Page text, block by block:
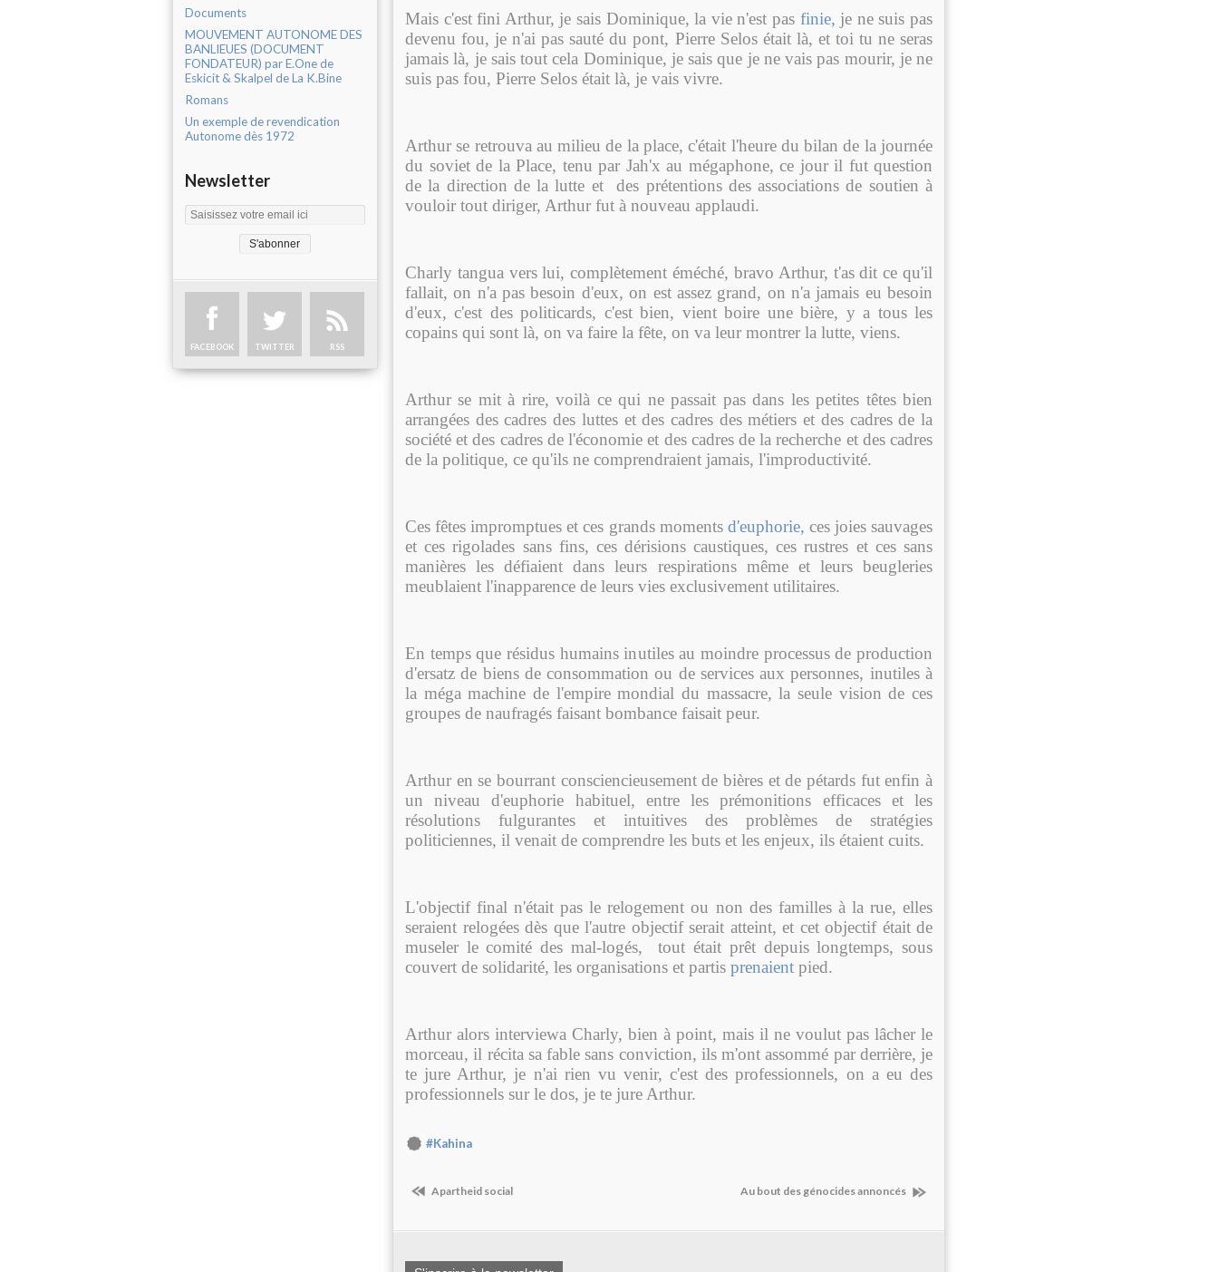
Documents
MOUVEMENT AUTONOME DES
BANLIEUES (DOCUMENT
FONDATEUR) par E.One de
Eskicit & Skalpel de La K.Bine
Romans
Un exemple de revendication
Autonome dès 1972
Newsletter
FACEBOOK TWITTER RSS
Mais c'est fini Arthur, je sais Dominique, la vie n'est pas finie, je ne suis pas
devenu fou, je n'ai pas sauté du pont, Pierre Selos était là, et toi tu ne seras
jamais là, je sais tout cela Dominique, je sais que je ne vais pas mourir, je ne
suis pas fou, Pierre Selos était là, je vais vivre.
Arthur se retrouva au milieu de la place, c'était l'heure du bilan de la journée
du soviet de la Place, tenu par Jah'x au mégaphone, ce jour il fut question
de la direction de la lutte et des prétentions des associations de soutien à
vouloir tout diriger, Arthur fut à nouveau applaudi.
Charly tangua vers lui, complètement éméché, bravo Arthur, t'as dit ce qu'il
fallait, on n'a pas besoin d'eux, on est assez grand, on n'a jamais eu besoin
d'eux, c'est des politicards, c'est bien, vient boire une bière, y a tous les
copains qui sont là, on va faire la fête, on va leur montrer la lutte, viens.
Arthur se mit à rire, voilà ce qui ne passait pas dans les petites têtes bien
arrangées des cadres des luttes et des cadres des métiers et des cadres de la
société et des cadres de l'économie et des cadres de la recherche et des cadres
de la politique, ce qu'ils ne comprendraient jamais, l'improductivité.
Ces fêtes impromptues et ces grands moments d'euphorie, ces joies sauvages
et ces rigolades sans fins, ces dérisions caustiques, ces rustres et ces sans
manières les défiaient dans leurs respirations même et leurs beugleries
meublaient l'inapparence de leurs vies exclusivement utilitaires.
En temps que résidus humains inutiles au moindre processus de production
d'ersatz de biens de consommation ou de services aux personnes, inutiles à
la méga machine de l'empire mondial du massacre, la seule vision de ces
groupes de naufragés faisant bombance faisait peur.
Arthur en se bourrant consciencieusement de bières et de pétards fut enfin à
un niveau d'euphorie habituel, entre les prémonitions efficaces et les
résolutions fulgurantes et intuitives des problèmes de stratégies
politiciennes, il venait de comprendre les buts et les enjeux, ils étaient cuits.
L'objectif final n'était pas le relogement ou non des familles à la rue, elles
seraient relogées dès que l'autre objectif serait atteint, et cet objectif était de
museler le comité des mal-logés, tout était prêt depuis longtemps, sous
couvert de solidarité, les organisations et partis prenaient pied.
Arthur alors interviewa Charly, bien à point, mais il ne voulut pas lâcher le
morceau, il récita sa fable sans conviction, ils m'ont assommé par derrière, je
te jure Arthur, je n'ai rien vu venir, c'est des professionnels, on a eu des
professionnels sur le dos, je te jure Arthur.
#Kahina
Apartheid social Au bout des génocides annoncés